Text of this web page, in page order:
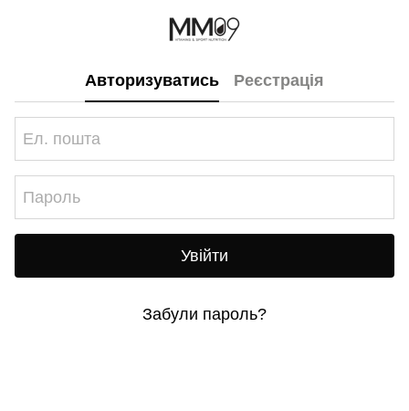
Авторизуватись Реєстрація
Увійти
Забули пароль?